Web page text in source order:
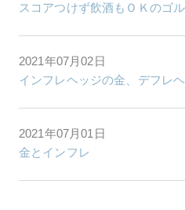
スコアつけず飲酒もＯＫのゴ
2021年07月02日
インフレヘッジの金、デフレ
2021年07月01日
金とインフレ